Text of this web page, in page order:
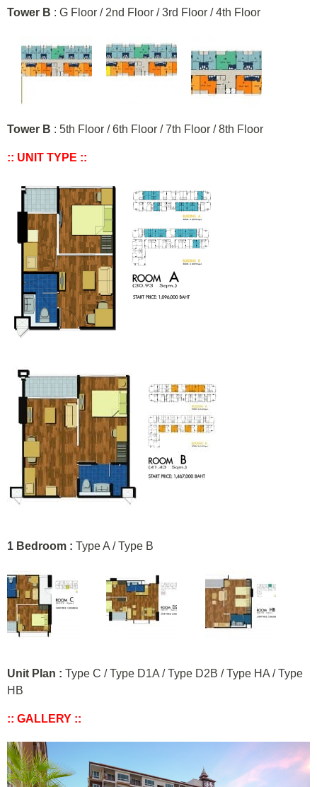
Tower B : G Floor / 2nd Floor / 3rd Floor / 4th Floor
Tower B : 5th Floor / 6th Floor / 7th Floor / 8th Floor
:: UNIT TYPE ::
1 Bedroom : Type A / Type B
Unit Plan : Type C / Type D1A / Type D2B / Type HA / Type
HB
:: GALLERY ::